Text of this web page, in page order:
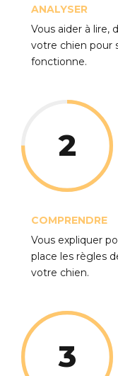
ANALYSER
Vous aider à
votre chien pour
fonctionne.
2
COMPRENDRE
Vous expliquer
place les règles
votre chien.
3